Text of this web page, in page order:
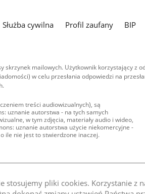
stosujemy pliki cookies. Korzystanie z
Służba cywilna Profil zaufany BIP
skrzynek mailowych. Użytkownik korzystający z
w celu przesłania odpowiedzi na
treści audiowizualnych), są
uznanie autorstwa - na tych samych
w tym zdjęcia, materiały audio i wideo,
uznanie autorstwa użycie niekomercyjne -
ile nie jest to stwierdzone inaczej.